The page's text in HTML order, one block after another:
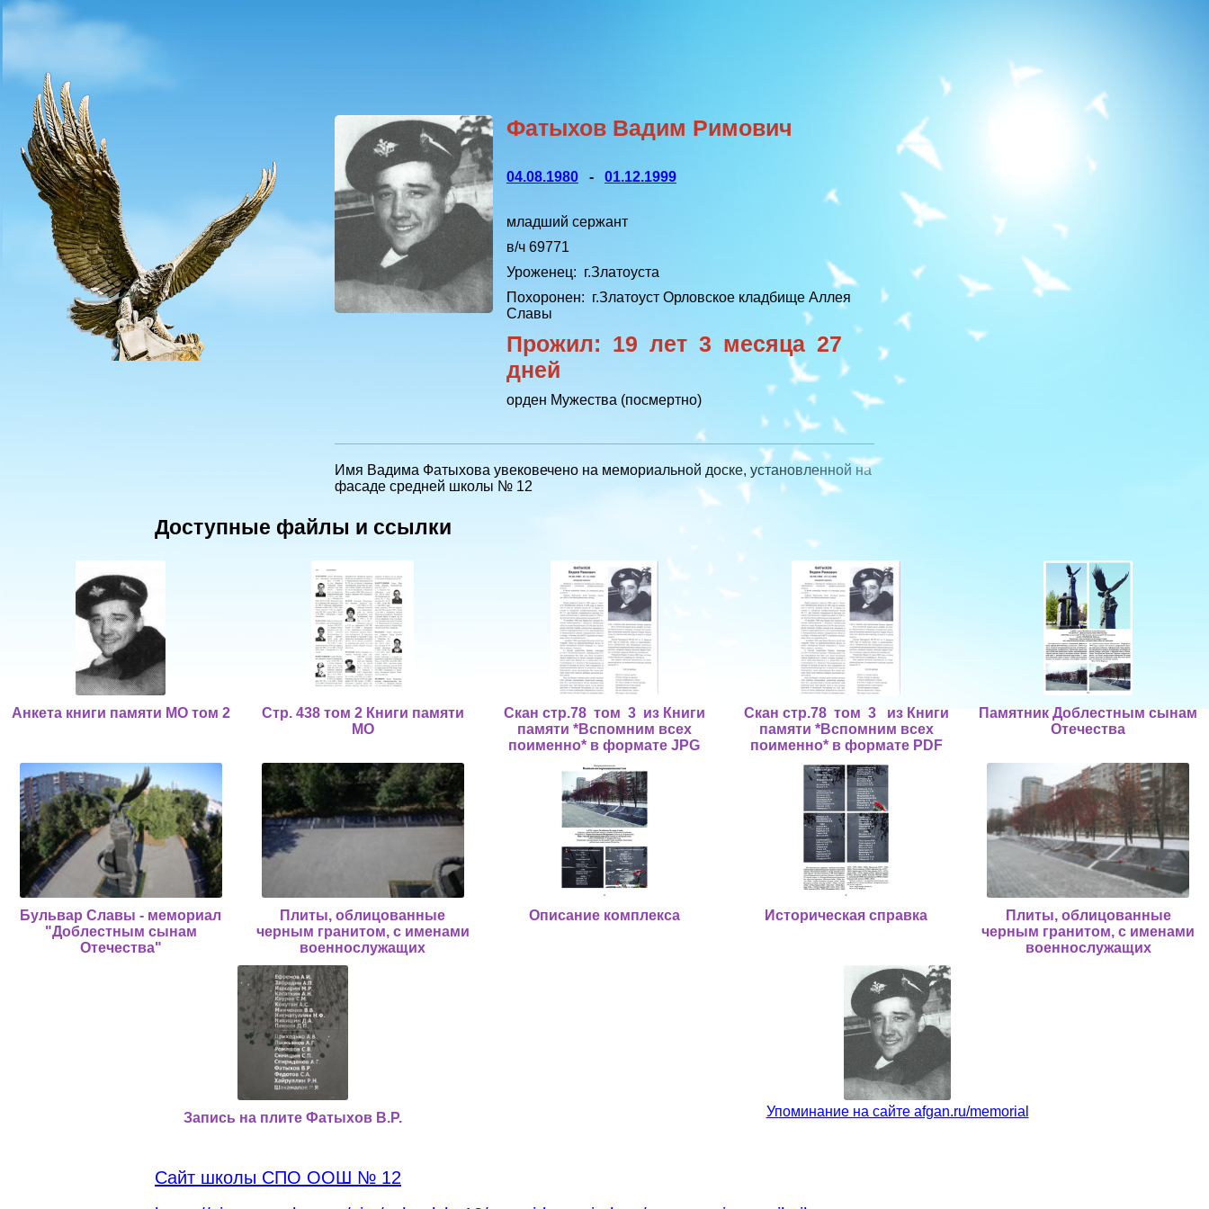
Фатыхов Вадим Римович
04.08.1980 - 01.12.1999
младший сержант
в/ч 69771
Уроженец: г.Златоуста
Похоронен: г.Златоуст Орловское кладбище Аллея
Славы
Прожил: 19 лет 3 месяца 27
дней
орден Мужества (посмертно)
Имя Вадима Фатыхова увековечено на мемо­риальной доске, установленной на
фасаде средней школы № 12
Доступные файлы и ссылки
Анкета книги памяти МО том 2
Стр. 438 том 2 Книги памяти
МО
Скан стр.78 том 3 из Книги
памяти *Вспомним всех
поименно* в формате JPG
Скан стр.78 том 3 из Книги
памяти *Вспомним всех
поименно* в формате PDF
Памятник Доблестным сынам
Отечества
Бульвар Славы - мемориал
"Доблестным сынам
Отечества"
Плиты, облицованные
черным гранитом, с именами
военнослужащих
Описание комплекса Историческая справка
Плиты, облицованные
черным гранитом, с именами
военнослужащих
Запись на плите Фатыхов В.Р. Упоминание на сайте afgan.ru/memorial
Сайт школы СПО ООШ № 12